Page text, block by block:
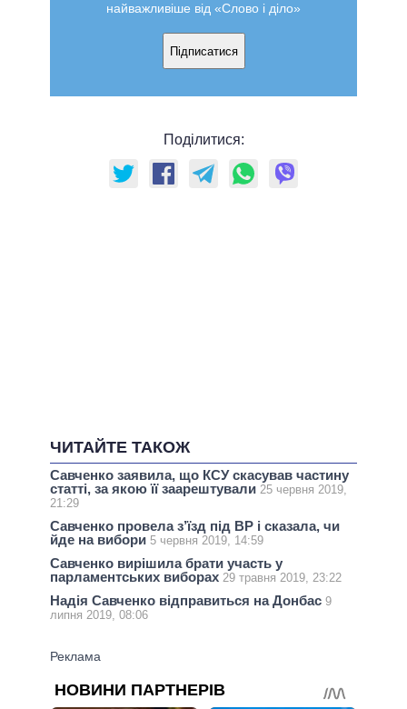
найважливіше від «Слово і діло»
Підписатися
Поділитися:
ЧИТАЙТЕ ТАКОЖ
Савченко заявила, що КСУ скасував частину
статті, за якою її заарештували 25 червня 2019,
21:29
Савченко провела з’їзд під ВР і сказала, чи
йде на вибори 5 червня 2019, 14:59
Савченко вирішила брати участь у
парламентських виборах 29 травня 2019, 23:22
Надія Савченко відправиться на Донбас 9
липня 2019, 08:06